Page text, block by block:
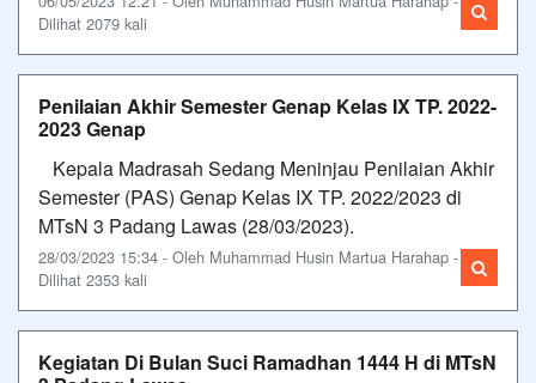
Dilihat 2079 kali
Penilaian Akhir Semester Genap Kelas IX TP. 2022-
2023 Genap
Kepala Madrasah Sedang Meninjau Penilaian Akhir
Semester (PAS) Genap Kelas IX TP. 2022/2023 di
MTsN 3 Padang Lawas (28/03/2023).
28/03/2023 15:34 - Oleh Muhammad Husin Martua Harahap -
Dilihat 2353 kali
Kegiatan Di Bulan Suci Ramadhan 1444 H di MTsN